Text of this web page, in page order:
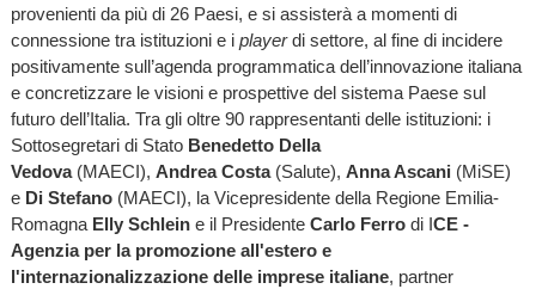
provenienti da più di 26 Paesi, e si assisterà a momenti di
connessione tra istituzioni e i playerdi settore, al fine di incidere
positivamente sull’agenda programmatica dell’innovazione italiana
e concretizzare le visioni e prospettive del sistema Paese sul
futuro dell’Italia. Tra gli oltre 90 rappresentanti delle istituzioni: i
Sottosegretari di Stato Benedetto Della
Vedova(MAECI), Andrea Costa(Salute), Anna Ascani (MiSE)
e Di Stefano(MAECI), la Vicepresidente della Regione Emilia-
Romagna Elly Schleine il Presidente Carlo Ferrodi ICE -
Agenzia per la promozione all'estero e
l'internazionalizzazione delle imprese italiane, partner